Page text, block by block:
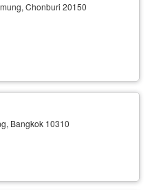
Chonburi 20150
Bangkok 10310